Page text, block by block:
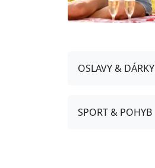
OSLAVY & DÁRKY
SPORT & POHYB